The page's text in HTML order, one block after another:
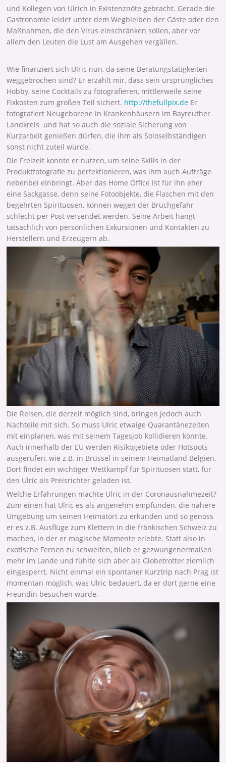
und Kollegen von Ulrich in Existenznöte gebracht. Gerade die
Gastronomie leidet unter dem Wegbleiben der Gäste oder den
Maßnahmen, die den Virus einschränken sollen, aber vor
allem den Leuten die Lust am Ausgehen vergällen.
Wie finanziert sich Ulric nun, da seine Beratungstätigkeiten
weggebrochen sind? Er erzählt mir, dass sein ursprüngliches
Hobby, seine Cocktails zu fotografieren, mittlerweile seine
Fixkosten zum großen Teil sichert. http://thefullpix.de Er
fotografiert Neugeborene in Krankenhäusern im Bayreuther
Landkreis und hat so auch die soziale Sicherung von
Kurzarbeit genießen dürfen, die ihm als Soloselbständigen
sonst nicht zuteil würde.
Die Freizeit konnte er nutzen, um seine Skills in der
Produktfotografie zu perfektionieren, was ihm auch Aufträge
nebenbei einbringt. Aber das Home Office ist für ihn eher
eine Sackgasse, denn seine Fotoobjekte, die Flaschen mit den
begehrten Spirituosen, können wegen der Bruchgefahr
schlecht per Post versendet werden. Seine Arbeit hängt
tatsächlich von persönlichen Exkursionen und Kontakten zu
Herstellern und Erzeugern ab.
Die Reisen, die derzeit möglich sind, bringen jedoch auch
Nachteile mit sich. So muss Ulric etwaige Quarantänezeiten
mit einplanen, was mit seinem Tagesjob kollidieren könnte.
Auch innerhalb der EU werden Risikogebiete oder Hotspots
ausgerufen, wie z.B. in Brüssel in seinem Heimatland Belgien.
Dort findet ein wichtiger Wettkampf für Spirituosen statt, für
den Ulric als Preisrichter geladen ist.
Welche Erfahrungen machte Ulric in der Coronausnahmezeit?
Zum einen hat Ulric es als angenehm empfunden, die nähere
Umgebung um seinen Heimatort zu erkunden und so genoss
er es z.B. Ausflüge zum Klettern in die fränkischen Schweiz zu
machen, in der er magische Momente erlebte. Statt also in
exotische Fernen zu schweifen, blieb er gezwungenermaßen
mehr im Lande und fühlte sich aber als Globetrotter ziemlich
eingesperrt. Nicht einmal ein spontaner Kurztrip nach Prag ist
momentan möglich, was Ulric bedauert, da er dort gerne eine
Freundin besuchen würde.